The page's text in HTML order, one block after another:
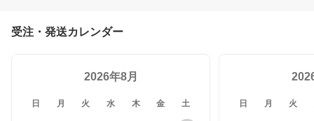
受注・発送カレンダー
2026年8月
日 月 火 水 木 金 土 日 月 火